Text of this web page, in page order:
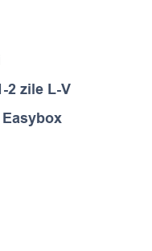
2 zile L-V